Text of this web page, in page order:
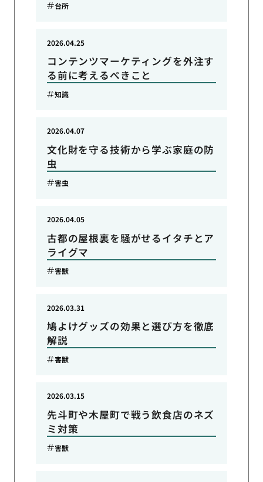
台所
コンテンツマーケティングを外注す
る前に考えるべきこと
2026.04.25
知識
文化財を守る技術から学ぶ家庭の防
虫
2026.04.07
害虫
古都の屋根裏を騒がせるイタチとア
ライグマ
2026.04.05
害獣
鳩よけグッズの効果と選び方を徹底
解説
2026.03.31
害獣
先斗町や木屋町で戦う飲食店のネズ
ミ対策
2026.03.15
害獣